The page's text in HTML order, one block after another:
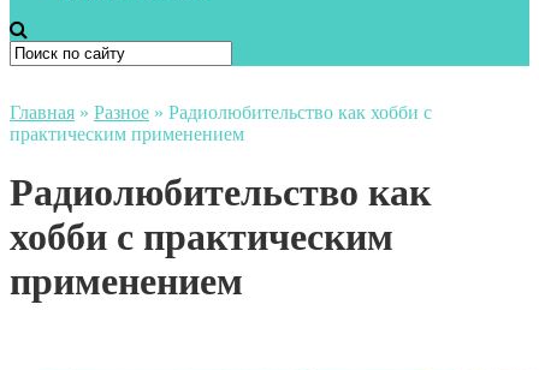
Главная » Разное » Радиолюбительство как хобби с
практическим применением
Радиолюбительство как
хобби с практическим
применением